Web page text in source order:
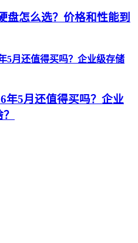
盘怎么选？价格和性能到
年5月还值得买吗？企业